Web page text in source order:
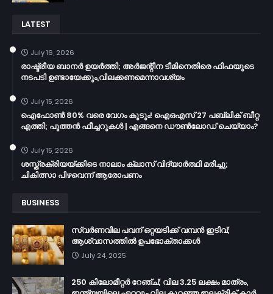
LATEST
July 16, 2026
രാഷ്ട്രീയ ബാനർ ഉയർത്തി; അർജന്റീന ടീമിനെതിരെ ഫിഫയുടെ
നടപടി ഉണ്ടായേക്കും,വിലക്കണമെന്നാവശ്യം
July 15, 2026
ഐഫോൺ 80% വരെ വേഗം കൂടും! ഐഒഎസ് 27 പബ്ലിക് ബീറ്റ
എത്തി; പുത്തൻ ഫീച്ചറുകൾ | എങ്ങനെ ഡൗൺലോഡ് ചെയ്യാം?
July 15, 2026
ശസ്ത്രക്രിയയ്ക്കിടെ നാലാം ക്ലാസ് വിദ്യാർത്ഥി മരിച്ചു;
ചികിത്സാ പിഴവെന്ന് ആരോപണം
BUSINESS
സ്വർണവില പവന് ഒറ്റയടിക്ക് വമ്പൻ ഇടിവ്;
ആശ്വാസത്തിൽ ഉപഭോക്താക്കൾ
July 24, 2025
250 കിലോമീറ്റർ റേഞ്ച്; വില 3.25 ലക്ഷം മാത്രം,